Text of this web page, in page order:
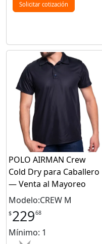
Solicitar cotización
POLO AIRMAN Crew
Cold Dry para Caballero
— Venta al Mayoreo
Modelo:CREW M
$22968
Mínimo: 1